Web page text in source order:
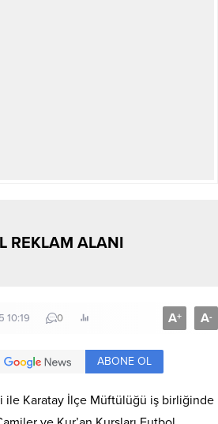
REKLAM ALANI
10:19 0 A+ A-
ABONE OL
ile Karatay İlçe Müftülüğü iş birliğinde